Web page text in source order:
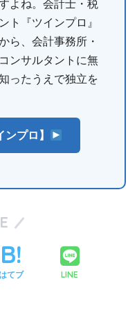
よね。会計士・税
ト『ツインプロ』
ら、会計事務所・
ンサルタントに無
ったうえで独立を
プロ】
てブ LINE